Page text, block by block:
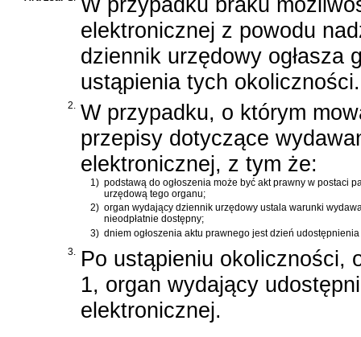
elektronicznej z powodu
dziennik urzędowy ogłasza
ustąpienia tych okoliczności.
2.
W przypadku, o którym
przepisy dotyczące
elektronicznej, z tym że:
1) podstawą do ogłoszenia może być akt prawny w postaci
urzędową tego organu;
2) organ wydający dziennik urzędowy ustala warunki
nieodpłatnie dostępny;
3) dniem ogłoszenia aktu prawnego jest dzień
3. Po ustąpieniu okoliczności,
1, organ wydający
elektronicznej.